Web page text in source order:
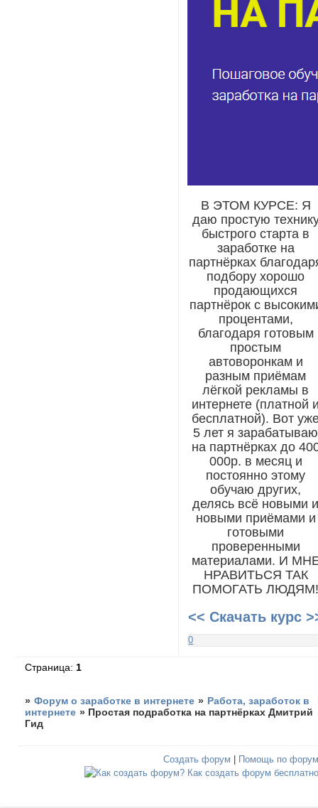
В ЭТОМ КУРСЕ: Я
даю простую
быстрого старта в
заработке на
партнёрках
подбору хорошо
продающихся
партнёрок с
процентами,
благодаря готовым
простым
автоворонкам и
разным приёмам
лёгкой рекламы в
интернете (платной
бесплатной). Вот
5 лет я зарабатываю
на партнёрках до
000р. в месяц и
постоянно этому
обучаю других,
делясь всё новыми
новыми приёмами и
готовыми
проверенными
материалами. И
НРАВИТЬСЯ ТАК
ПОМОГАТЬ
<< Скачать курс
0
Страница: 1
» Форум о заработке в интернете » Работа, заработок в
интернете » Простая подработка на партнёрках Дмитрий
Гид
Создать форум Помощь по